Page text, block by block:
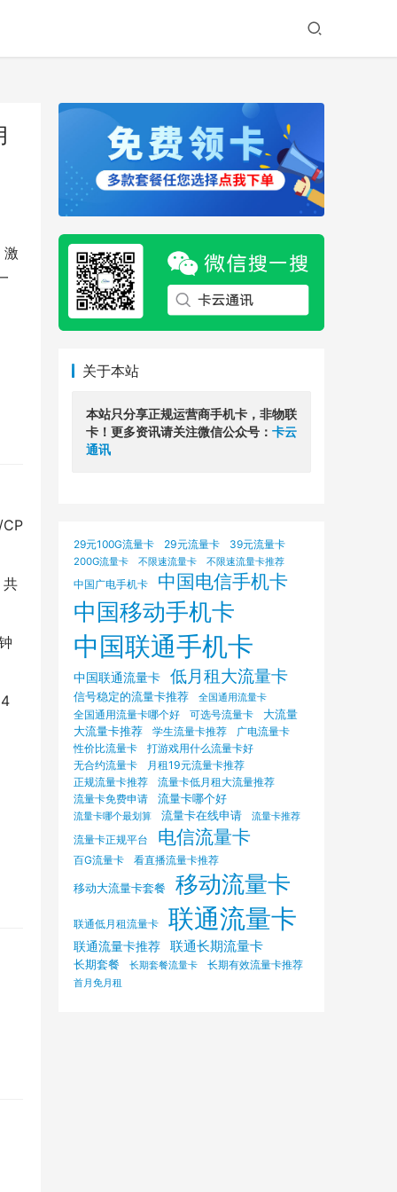
激
CP
共
关于本站
本站只分享正规运营商手机卡，非物联
卡！更多资讯请关注微信公众号： 卡云
通讯
29元100G流量卡 29元流量卡 39元流量卡
200G流量卡 不限速流量卡 不限速流量卡推荐
中国广电手机卡 中国电信手机卡
中国移动手机卡
中国联通手机卡
中国联通流量卡 低月租大流量卡
信号稳定的流量卡推荐 全国通用流量卡
全国通用流量卡哪个好 可选号流量卡
大流量
大流量卡推荐
学生流量卡推荐 广电流量卡
性价比流量卡
打游戏用什么流量卡好
无合约流量卡
月租19元流量卡推荐
正规流量卡推荐
流量卡低月租大流量推荐
流量卡免费申请 流量卡哪个好
流量卡哪个最划算 流量卡在线申请 流量卡推荐
流量卡正规平台 电信流量卡
百G流量卡 看直播流量卡推荐
移动大流量卡套餐 移动流量卡
联通低月租流量卡 联通流量卡
联通流量卡推荐 联通长期流量卡
长期套餐 长期套餐流量卡 长期有效流量卡推荐
首月免月租